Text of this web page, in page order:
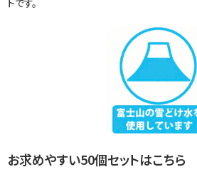
トです。
お求めやすい50個セットはこちら